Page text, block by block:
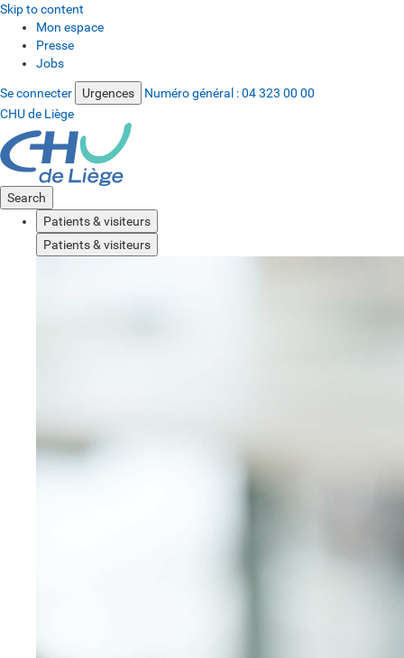
Skip to content
Mon espace
Presse
Jobs
Se connecter Urgences Numéro général :04 323 00 00
CHU de Liège
Search
Patients & visiteurs
Patients & visiteurs